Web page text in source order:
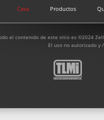
Casa Productos
el contenido de este sitio es ©2024
El uso no autorizado y